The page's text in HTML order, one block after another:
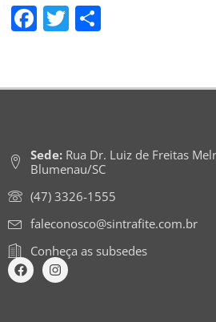
Facebook
Twitter
Sede:Rua Dr. Luiz de Freitas
Blumenau/SC
(47) 3326-1555
faleconosco@sintrafite.com.br
Conheça as subsedes